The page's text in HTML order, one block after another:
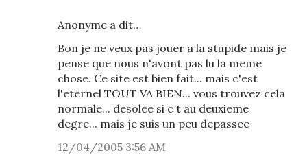
Anonyme a dit…
Bon je ne veux pas jouer a la stupide mais je
pense que nous n'avont pas lu la meme
chose. Ce site est bien fait... mais c'est
l'eternel TOUT VA BIEN... vous trouvez cela
normale... desolee si c t au deuxieme
degre... mais je suis un peu depassee
12/04/2005 3:56 AM